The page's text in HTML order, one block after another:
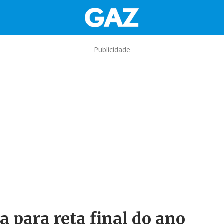
Publicidade
para reta final do ano